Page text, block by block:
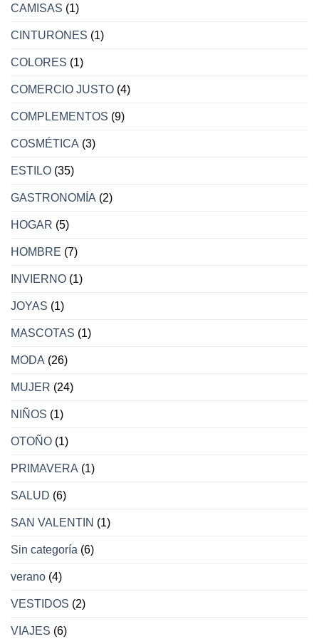
CAMISAS (1)
CINTURONES (1)
COLORES (1)
COMERCIO JUSTO (4)
COMPLEMENTOS (9)
COSMÉTICA (3)
ESTILO (35)
GASTRONOMÍA (2)
HOGAR (5)
HOMBRE (7)
INVIERNO (1)
JOYAS (1)
MASCOTAS (1)
MODA (26)
MUJER (24)
NIÑOS (1)
OTOÑO (1)
PRIMAVERA (1)
SALUD (6)
SAN VALENTIN (1)
Sin categoría (6)
verano (4)
VESTIDOS (2)
VIAJES (6)